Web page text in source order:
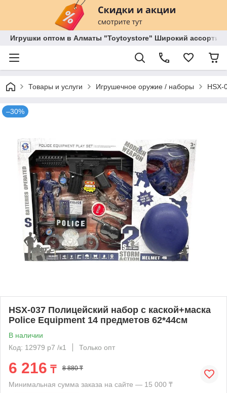
Игрушки оптом в Алматы "Toytoystore" Широкий
Товары и услуги Игрушечное оружие / наборы HSX-
–30%
HSX-037 Полицейский набор с каской+маска
Police Equipment 14 предметов 62*44см
В наличии
Код: 12979 р7 /к1
Только опт
6 216 ₸ 8 880 ₸
Минимальная сумма заказа на сайте — 15 000 ₸